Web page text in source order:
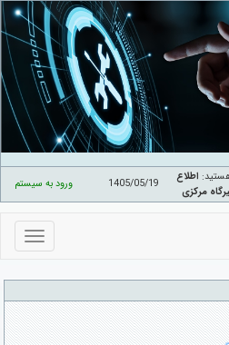
اطلاع
مرکزی
1405/05/19 ورود به سیستم
منوهای
سایت